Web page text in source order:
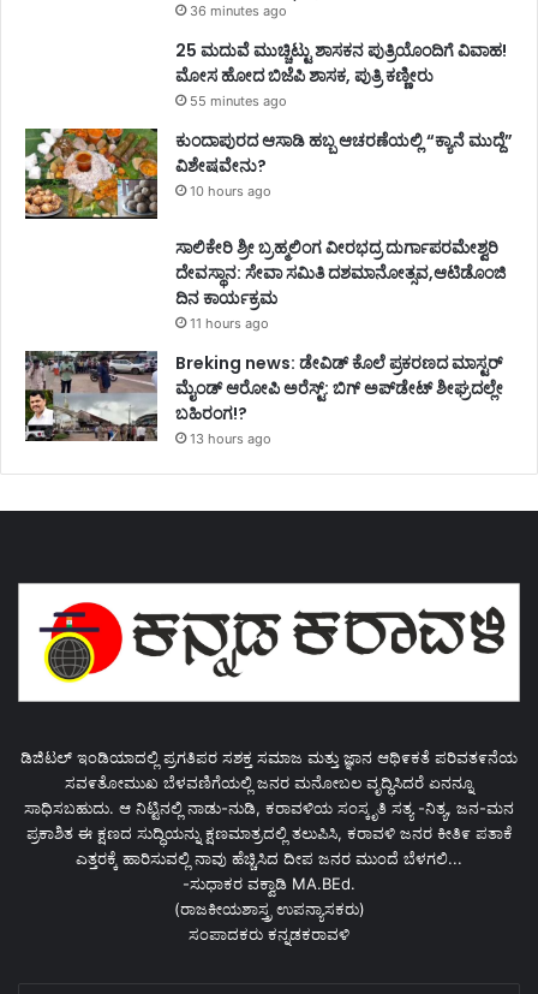
36 minutes ago
25 ಮದುವೆ ಮುಚ್ಚಿಟ್ಟು ಶಾಸಕನ ಪುತ್ರಿಯೊಂದಿಗೆ ವಿವಾಹ!
ಮೋಸ ಹೋದ ಬಿಜೆಪಿ ಶಾಸಕ, ಪುತ್ರಿ ಕಣ್ಣೀರು
55 minutes ago
ಕುಂದಾಪುರದ ಆಸಾಡಿ ಹಬ್ಬ ಆಚರಣೆಯಲ್ಲಿ “ಕ್ಯಾನೆ ಮುದ್ದೆ”
ವಿಶೇಷವೇನು?
10 hours ago
ಸಾಲಿಕೇರಿ ಶ್ರೀ ಬ್ರಹ್ಮಲಿಂಗ ವೀರಭದ್ರ ದುರ್ಗಾಪರಮೇಶ್ವರಿ
ದೇವಸ್ಥಾನ: ಸೇವಾ ಸಮಿತಿ ದಶಮಾನೋತ್ಸವ,ಆಟಿಡೊಂಜಿ
ದಿನ ಕಾರ್ಯಕ್ರಮ
11 hours ago
Breking news: ಡೇವಿಡ್ ಕೊಲೆ ಪ್ರಕರಣದ ಮಾಸ್ಟರ್
ಮೈಂಡ್ ಆರೋಪಿ ಅರೆಸ್ಟ್: ಬಿಗ್ ಅಪ್‌ಡೇಟ್ ಶೀಘ್ರದಲ್ಲೇ
ಬಹಿರಂಗ!?
13 hours ago
ಡಿಜಿಟಲ್ ಇಂಡಿಯಾದಲ್ಲಿ ಪ್ರಗತಿಪರ ಸಶಕ್ತ ಸಮಾಜ ಮತ್ತು ಜ್ಞಾನ ಆಥಿ೯ಕತೆ ಪರಿವತ೯ನೆಯ
ಸವ೯ತೋಮುಖ ಬೆಳವಣಿಗೆಯಲ್ಲಿ ಜನರ ಮನೋಬಲ ವೃದ್ಧಿಸಿದರೆ ಏನನ್ನೂ
ಸಾಧಿಸಬಹುದು. ಆ ನಿಟ್ಟಿನಲ್ಲಿ ನಾಡು-ನುಡಿ, ಕರಾವಳಿಯ ಸಂಸ್ಕೃತಿ ಸತ್ಯ -ನಿತ್ಯ, ಜನ-ಮನ
ಪ್ರಕಾಶಿತ ಈ ಕ್ಷಣದ ಸುದ್ಧಿಯನ್ನು ಕ್ಷಣಮಾತ್ರದಲ್ಲಿ ತಲುಪಿಸಿ, ಕರಾವಳಿ ಜನರ ಕೀತಿ೯ ಪತಾಕೆ
ಎತ್ತರಕ್ಕೆ ಹಾರಿಸುವಲ್ಲಿ ನಾವು ಹೆಚ್ಚಿಸಿದ ದೀಪ ಜನರ ಮುಂದೆ ಬೆಳಗಲಿ...
-ಸುಧಾಕರ ವಕ್ವಾಡಿ MA.BEd.
(ರಾಜಕೀಯಶಾಸ್ತ್ರ ಉಪನ್ಯಾಸಕರು)
ಸಂಪಾದಕರು ಕನ್ನಡಕರಾವಳಿ